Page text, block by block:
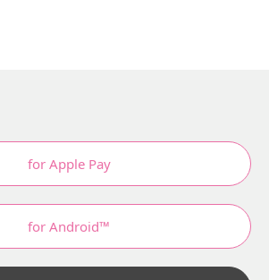
for Apple Pay
for Android™